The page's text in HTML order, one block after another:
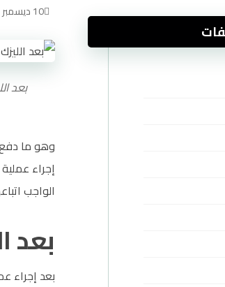
10 ديسمبر 2025
بعد
وهو ما دفع
إجراء
الواجب
بعد
بعد إجراء